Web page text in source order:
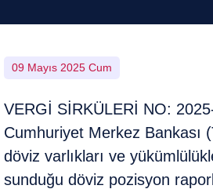
09 Mayıs 2025 Cum
VERGİ SİRKÜLERİ NO:
Cumhuriyet Merkez Bankası
döviz varlıkları ve
sunduğu döviz pozisyon